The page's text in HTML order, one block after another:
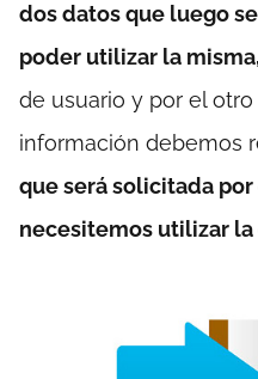
dos datos que luego
poder utilizar la
de usuario y por el otro
información debemos
que será solicitada
necesitemos utilizar la